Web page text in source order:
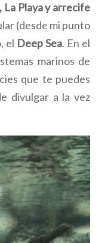
La Playa y arrecife
(desde mi punto
el Deep Sea. En el
marinos de
que te puedes
divulgar a la vez